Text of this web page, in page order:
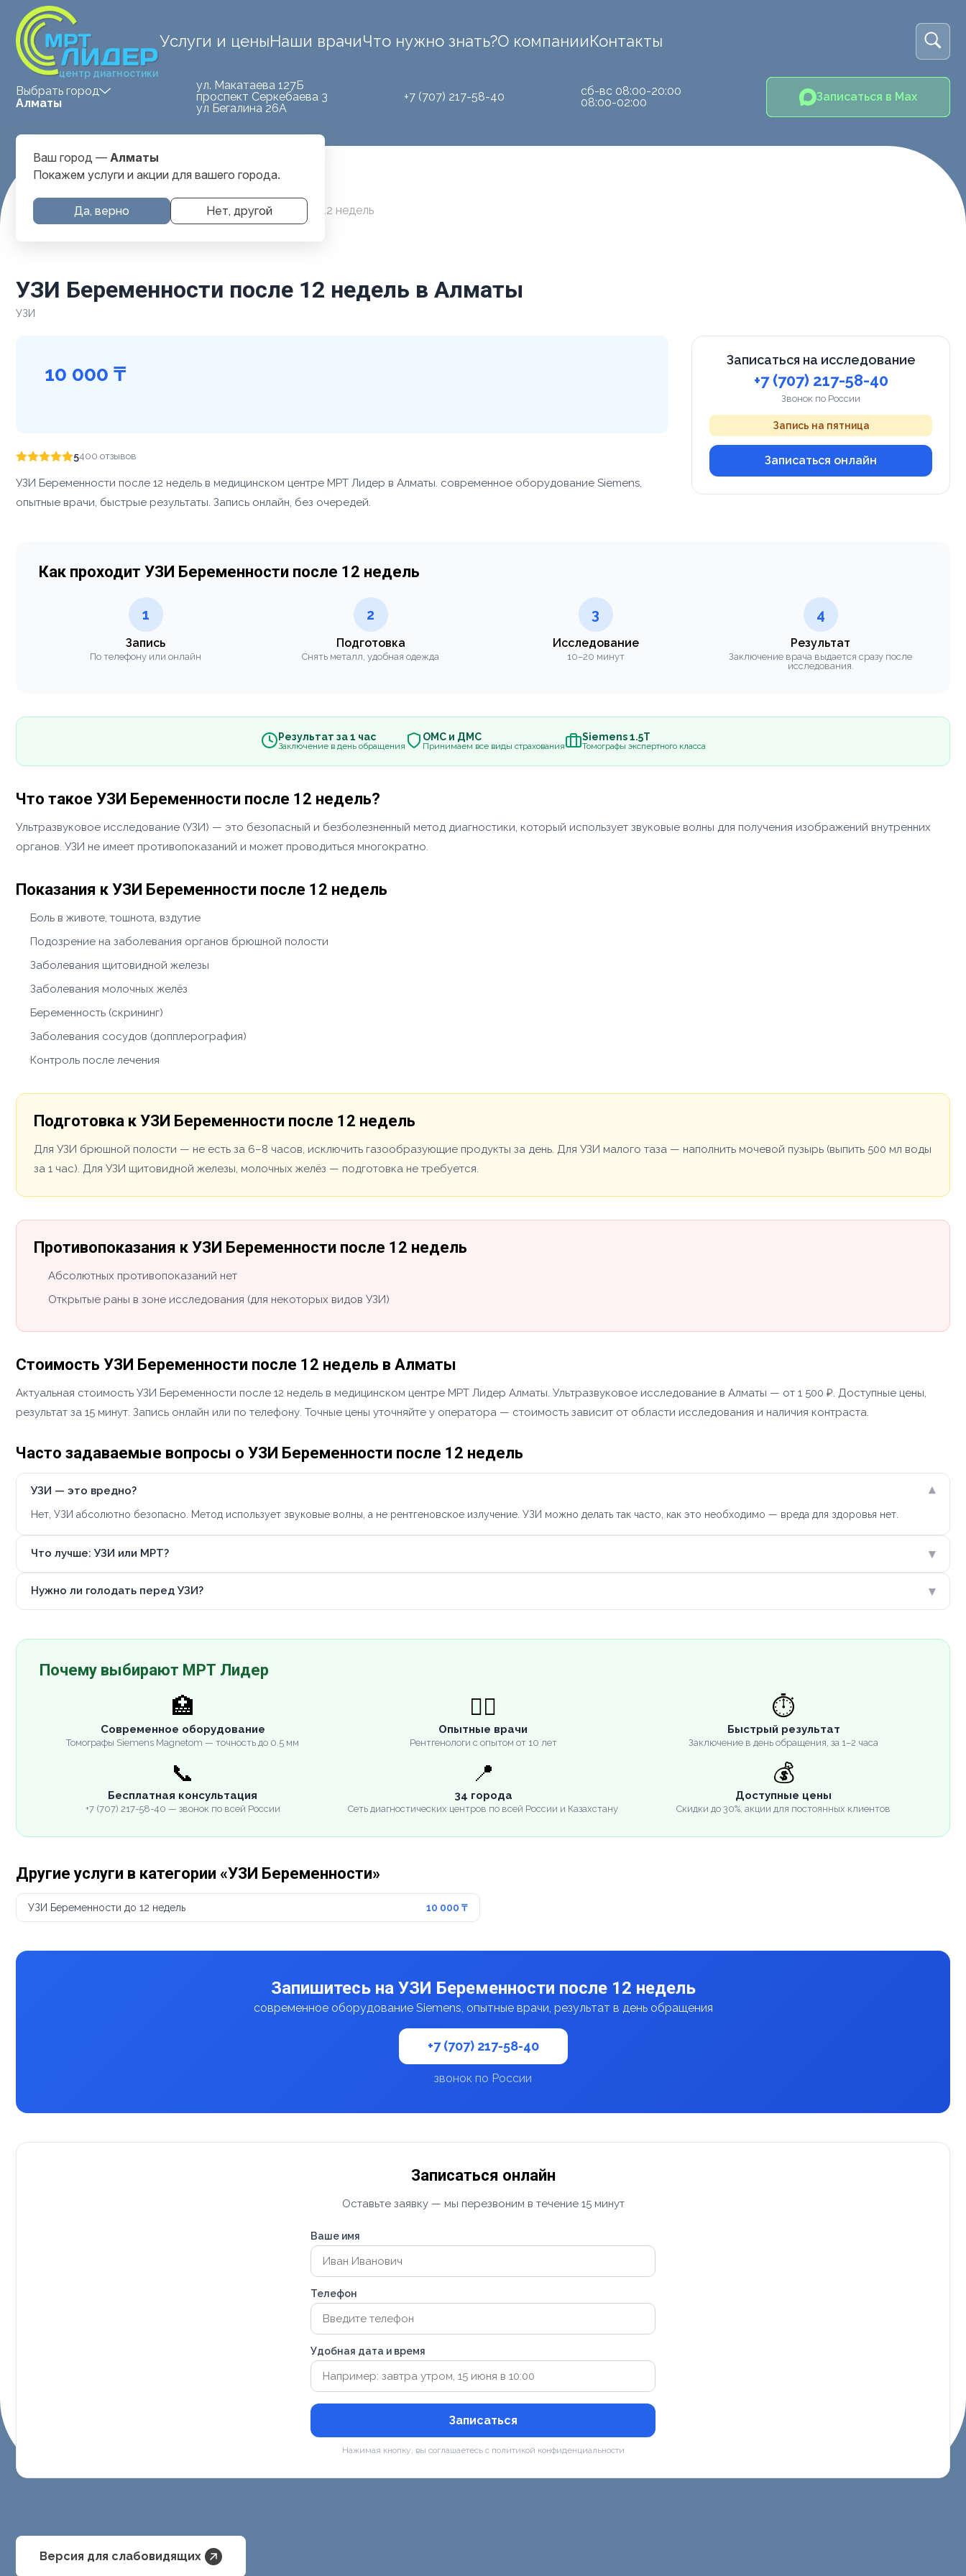
центр диагностики
Услуги и ценыНаши врачиЧто нужно знать?О компанииКонтакты
Выбрать город
Алматы
ул. Макатаева 127Б
проспект Серкебаева 3
ул Бегалина 26А
+7 (707) 217-58-40
сб-вс 08:00-20:00
08:00-02:00
Записаться в Max
Ваш город — Алматы
Покажем услуги и акции для вашего города.
Да, верно Нет, другой
Услуги и цены УЗИ Беременности после 12 недель
УЗИ Беременности после 12 недель в Алматы
УЗИ
10 000 ₸
5400 отзывов
УЗИ Беременности после 12 недель в медицинском центре МРТ Лидер в Алматы. современное оборудование Siemens,
опытные врачи, быстрые результаты. Запись онлайн, без очередей.
Записаться на исследование
+7 (707) 217-58-40
Звонок по России
Запись на пятница
Записаться онлайн
Как проходит УЗИ Беременности после 12 недель
1
Запись
По телефону или онлайн
2
Подготовка
Снять металл, удобная одежда
3
Исследование
10–20 минут
4
Результат
Заключение врача выдается сразу после
исследования.
Результат за 1 час
Заключение в день обращения
ОМС и ДМС
Принимаем все виды страхования
Siemens 1.5Т
Томографы экспертного класса
Что такое УЗИ Беременности после 12 недель?
Ультразвуковое исследование (УЗИ) — это безопасный и безболезненный метод диагностики, который использует звуковые волны для получения изображений внутренних
органов. УЗИ не имеет противопоказаний и может проводиться многократно.
Показания к УЗИ Беременности после 12 недель
Боль в животе, тошнота, вздутие
Подозрение на заболевания органов брюшной полости
Заболевания щитовидной железы
Заболевания молочных желёз
Беременность (скрининг)
Заболевания сосудов (допплерография)
Контроль после лечения
Подготовка к УЗИ Беременности после 12 недель
Для УЗИ брюшной полости — не есть за 6–8 часов, исключить газообразующие продукты за день. Для УЗИ малого таза — наполнить мочевой пузырь (выпить 500 мл воды
за 1 час). Для УЗИ щитовидной железы, молочных желёз — подготовка не требуется.
Противопоказания к УЗИ Беременности после 12 недель
Абсолютных противопоказаний нет
Открытые раны в зоне исследования (для некоторых видов УЗИ)
Стоимость УЗИ Беременности после 12 недель в Алматы
Актуальная стоимость УЗИ Беременности после 12 недель в медицинском центре МРТ Лидер Алматы. Ультразвуковое исследование в Алматы — от 1 500 ₽. Доступные цены,
результат за 15 минут. Запись онлайн или по телефону. Точные цены уточняйте у оператора — стоимость зависит от области исследования и наличия контраста.
Часто задаваемые вопросы о УЗИ Беременности после 12 недель
УЗИ — это вредно? ▾
Нет, УЗИ абсолютно безопасно. Метод использует звуковые волны, а не рентгеновское излучение. УЗИ можно делать так часто, как это необходимо — вреда для здоровья нет.
Что лучше: УЗИ или МРТ? ▾
Нужно ли голодать перед УЗИ? ▾
Почему выбирают МРТ Лидер
🏥
Современное оборудование
Томографы Siemens Magnetom — точность до 0.5 мм
👨‍⚕️
Опытные врачи
Рентгенологи с опытом от 10 лет
⏱️
Быстрый результат
Заключение в день обращения, за 1–2 часа
📞
Бесплатная консультация
+7 (707) 217-58-40 — звонок по всей России
📍
34 города
Сеть диагностических центров по всей России и Казахстану
💰
Доступные цены
Скидки до 30%, акции для постоянных клиентов
Другие услуги в категории «УЗИ Беременности»
УЗИ Беременности до 12 недель 10 000 ₸
Запишитесь на УЗИ Беременности после 12 недель
современное оборудование Siemens, опытные врачи, результат в день обращения
+7 (707) 217-58-40
звонок по России
Записаться онлайн
Оставьте заявку — мы перезвоним в течение 15 минут
Ваше имя
Телефон
Удобная дата и время
Записаться
Нажимая кнопку, вы соглашаетесь с политикой конфиденциальности
Версия для слабовидящих